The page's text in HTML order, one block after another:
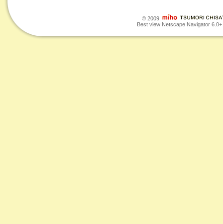
© 2009
Best view Netscape Navigator